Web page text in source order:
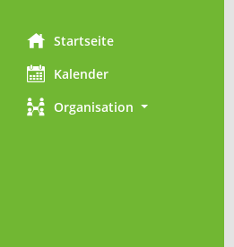
Startseite
Kalender
Organisation